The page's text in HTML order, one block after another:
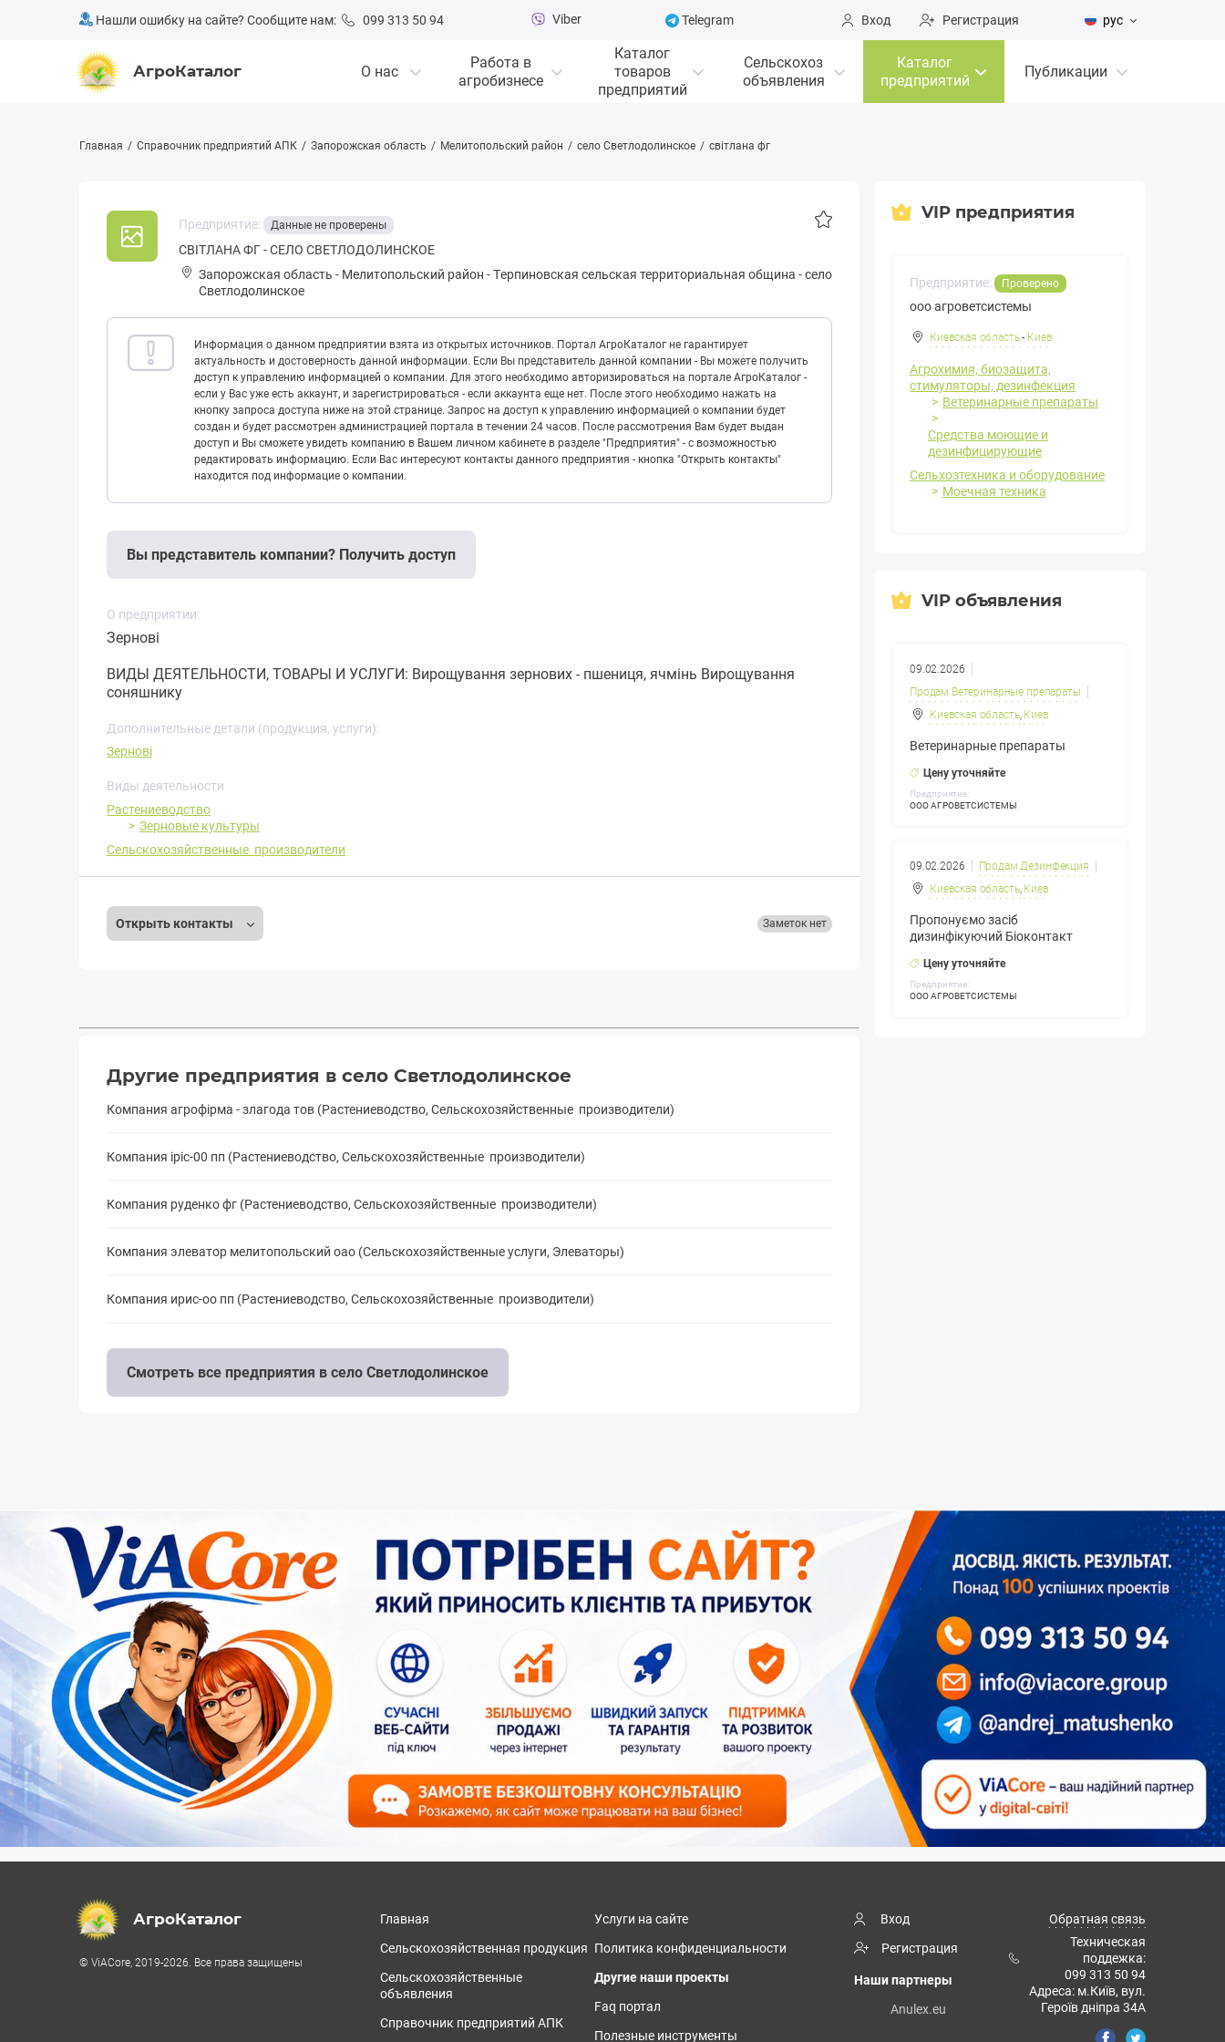
Нашли ошибку на сайте? Сообщите нам: 099 313 50 94 Viber Telegram Вход Регистрация рус
АгроКаталог О нас
Работа в
агробизнесе
Каталог
товаров
предприятий
Сельскохоз
объявления
Каталог
предприятий
Публикации
Главная Справочник предприятий АПК Запорожская область Мелитопольский район село Светлодолинское світлана фг
Предприятие: Данные не проверены
СВІТЛАНА ФГ - СЕЛО СВЕТЛОДОЛИНСКОЕ
Запорожская область - Мелитопольский район -Тepпиновская сельская территориальная община -село
Светлодолинское
Информация о данном предприятии взята из открытых источников. Портал АгроКаталог не гарантирует
актуальность и достоверность данной информации. Если Вы представитель данной компании - Вы можете получить
доступ к управлению информацией о компании. Для этого необходимо авторизироваться на портале АгроКаталог -
если у Вас уже есть аккаунт, и зарегистрироваться - если аккаунта еще нет. После этого необходимо нажать на
кнопку запроса доступа ниже на этой странице. Запрос на доступ к управлению информацией о компании будет
создан и будет рассмотрен администрацией портала в течении 24 часов. После рассмотрения Вам будет выдан
доступ и Вы сможете увидеть компанию в Вашем личном кабинете в разделе "Предприятия" - с возможностью
редактировать информацию. Если Вас интересуют контакты данного предприятия - кнопка "Открыть контакты"
находится под информацие о компании.
Вы представитель компании? Получить доступ
О предприятии:
Зернові
ВИДЫ ДЕЯТЕЛЬНОСТИ, ТОВАРЫ И УСЛУГИ: Вирощування зернових - пшениця, ячмінь Вирощування
соняшнику
Дополнительные детали (продукция, услуги):
Зернові
Виды деятельности
Растениеводство
Зерновые культуры
Сельскохозяйственные производители
Открыть контакты Заметок нет
Другие предприятия в село Светлодолинское
Компания агрофірма - злагода тов (Растениеводство, Сельскохозяйственные производители)
Компания іріс-00 пп (Растениеводство, Сельскохозяйственные производители)
Компания руденко фг (Растениеводство, Сельскохозяйственные производители)
Компания элеватор мелитопольский оао (Сельскохозяйственные услуги, Элеваторы)
Компания ирис-оо пп (Растениеводство, Сельскохозяйственные производители)
Смотреть все предприятия в село Светлодолинское
VIP предприятия
Предприятие: Проверено
ооо агроветсистемы
Киевская область- Киев
Агрохимия, биозащита,
стимуляторы, дезинфекция
Ветеринарные препараты
Средства моющие и
дезинфицирующие
Сельхозтехника и оборудование
Моечная техника
VIP объявления
09.02.2026
Продам Ветеринарные препараты
Киевская область, Киев
Ветеринарные препараты
Цену уточняйте
Предприятие:
ООО АГРОВЕТСИСТЕМЫ
09.02.2026
Продам Дезинфекция
Киевская область, Киев
Пропонуємо засіб
дизинфікуючий Біоконтакт
Цену уточняйте
Предприятие:
ООО АГРОВЕТСИСТЕМЫ
АгроКаталог
© ViACore, 2019-2026. Все права защищены
Главная
Сельскохозяйственная продукция
Сельскохозяйственные
объявления
Справочник предприятий АПК
Услуги на сайте
Политика конфиденциальности
Другие наши проекты
Faq портал
Полезные инструменты
Вход
Регистрация
Наши партнеры
Anulex.eu
Обратная связь
Техническая
поддежка:
099 313 50 94
Адреса: м.Київ, вул.
Героїв дніпра 34А